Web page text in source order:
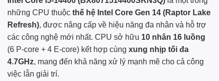
những CPU thuộc thế hệ Intel Core Gen 14 (Raptor Lake
Refresh), được nâng cấp về hiệu năng đa nhân và hỗ trợ
các công nghệ mới nhất. CPU sở hữu 10 nhân 16 luồng
(6 P-core + 4 E-core) kết hợp cùng xung nhịp tối đa
4.7GHz, mang đến khả năng xử lý mạnh mẽ cho cả công
việc lẫn giải trí.